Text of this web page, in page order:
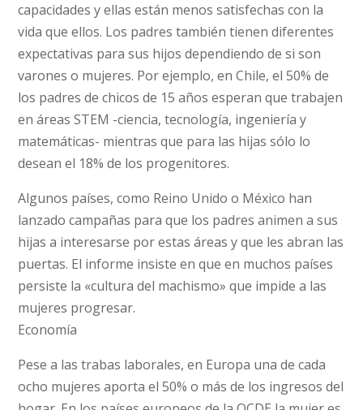
capacidades y ellas están menos satisfechas con la
vida que ellos. Los padres también tienen diferentes
expectativas para sus hijos dependiendo de si son
varones o mujeres. Por ejemplo, en Chile, el 50% de
los padres de chicos de 15 años esperan que trabajen
en áreas STEM -ciencia, tecnología, ingeniería y
matemáticas- mientras que para las hijas sólo lo
desean el 18% de los progenitores.
Algunos países, como Reino Unido o México han
lanzado campañas para que los padres animen a sus
hijas a interesarse por estas áreas y que les abran las
puertas. El informe insiste en que en muchos países
persiste la «cultura del machismo» que impide a las
mujeres progresar.
Economía
Pese a las trabas laborales, en Europa una de cada
ocho mujeres aporta el 50% o más de los ingresos del